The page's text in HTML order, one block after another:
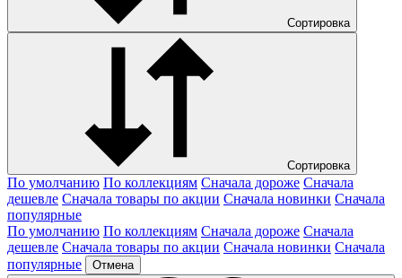
Сортировка
Сортировка
По умолчанию По коллекциям Сначала дороже Сначала
дешевле Сначала товары по акции Сначала новинки Сначала
популярные
По умолчанию По коллекциям Сначала дороже Сначала
дешевле Сначала товары по акции Сначала новинки Сначала
популярные
Отмена